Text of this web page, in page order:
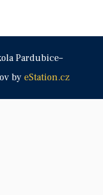
Pardubice–
byeStation.cz